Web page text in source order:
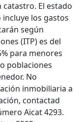
catastro. El estado
los gastos
según
(ITP) es del
para menores
poblaciones
No
inmobiliaria a
contactad
Aicat 4293.